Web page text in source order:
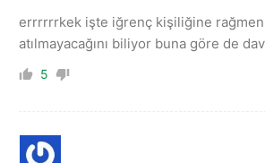
errrrrrkek işte iğrenç kişiliğine
atılmayacağını biliyor buna göre de
5